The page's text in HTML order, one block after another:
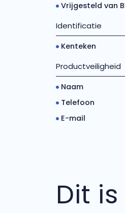
Vrijgesteld van
Identificatie
Kenteken
Productveiligheid
Naam
Telefoon
E-mail
Dit is